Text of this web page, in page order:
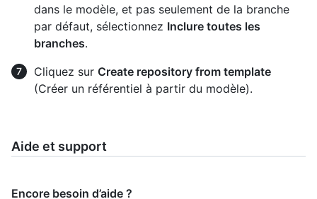
dans le modèle, et pas seulement de la branche
par défaut, sélectionnez Inclure toutes les
branches.
Cliquez sur Create repository from template
(Créer un référentiel à partir du modèle).
Aide et support
Encore besoin d’aide ?